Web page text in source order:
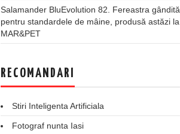
Salamander BluEvolution 82. Fereastra gândită
pentru standardele de mâine, produsă astăzi la
MAR&PET
RECOMANDARI
Stiri Inteligenta Artificiala
Fotograf nunta Iasi